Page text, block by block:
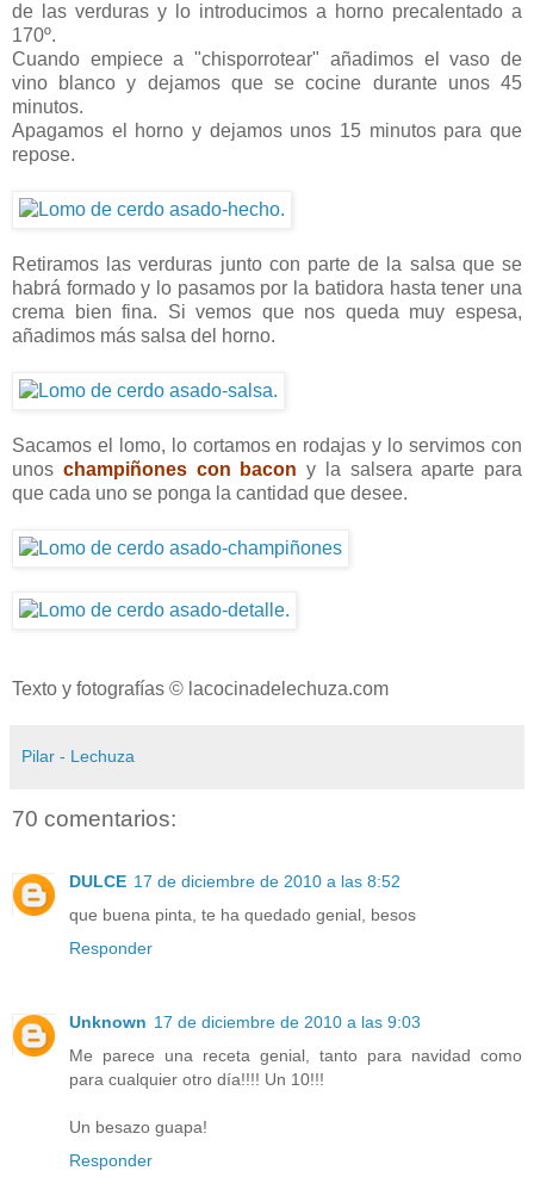
de las verduras y lo introducimos a horno precalentado a
170º.
Cuando empiece a "chisporrotear" añadimos el vaso de
vino blanco y dejamos que se cocine durante unos 45
minutos.
Apagamos el horno y dejamos unos 15 minutos para que
repose.
Retiramos las verduras junto con parte de la salsa que se
habrá formado y lo pasamos por la batidora hasta tener una
crema bien fina. Si vemos que nos queda muy espesa,
añadimos más salsa del horno.
Sacamos el lomo, lo cortamos en rodajas y lo servimos con
unos champiñones con bacon y la salsera aparte para
que cada uno se ponga la cantidad que desee.
Texto y fotografías © lacocinadelechuza.com
Pilar - Lechuza
70 comentarios:
DULCE 17 de diciembre de 2010 a las 8:52
que buena pinta, te ha quedado genial, besos
Responder
Unknown 17 de diciembre de 2010 a las 9:03
Me parece una receta genial, tanto para navidad como
para cualquier otro día!!!! Un 10!!!
Un besazo guapa!
Responder